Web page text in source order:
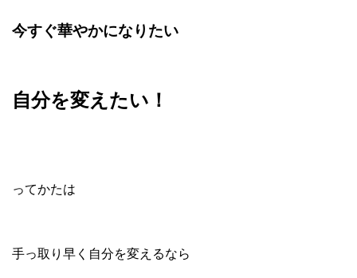
今すぐ華やかになりたい
自分を変えたい！
ってかたは
手っ取り早く自分を変えるなら